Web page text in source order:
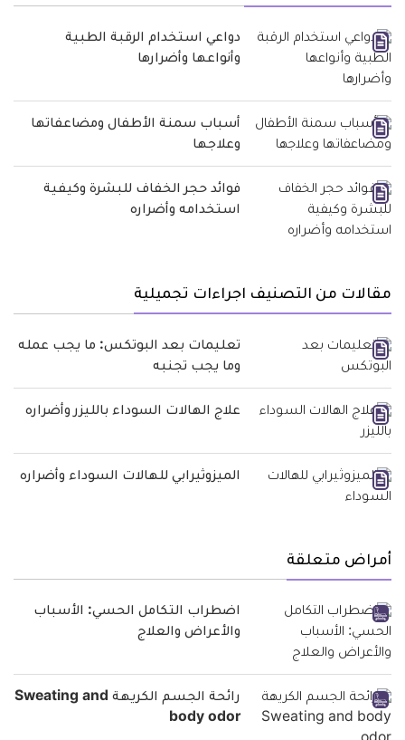
دواعي استخدام الرقبة الطبية
وأنواعها وأضرارها
أسباب سمنة الأطفال ومضاعفاتها
وعلاجها
فوائد حجر الخفاف للبشرة وكيفية
استخدامه وأضراره
مقالات من التصنيف اجراءات تجميلية
تعليمات بعد البوتكس: ما يجب عمله
وما يجب تجنبه
علاج الهالات السوداء بالليزر وأضراره
الميزوثيرابي للهالات السوداء وأضراره
أمراض متعلقة
اضطراب التكامل الحسي: الأسباب
والأعراض والعلاج
رائحة الجسم الكريهة Sweating and
body odor